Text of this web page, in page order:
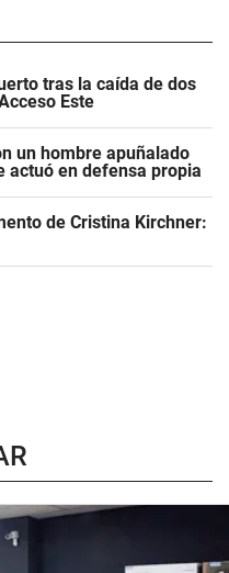
tras la caída de dos
Este
un hombre apuñalado
actuó en defensa propia
de Cristina Kirchner: